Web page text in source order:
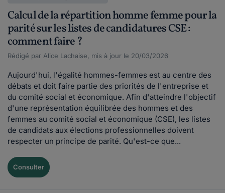
Calcul de la répartition homme femme pour la
parité sur les listes de candidatures CSE :
comment faire ?
Rédigé par Alice Lachaise, mis à jour le 20/03/2026
Aujourd'hui, l'égalité hommes-femmes est au centre des
débats et doit faire partie des priorités de l'entreprise et
du comité social et économique. Afin d'atteindre l'objectif
d'une représentation équilibrée des hommes et des
femmes au comité social et économique (CSE), les listes
de candidats aux élections professionnelles doivent
respecter un principe de parité. Qu'est-ce que...
Consulter